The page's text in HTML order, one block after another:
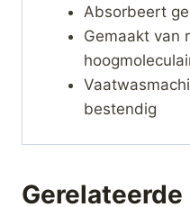
Absorbeert
Gemaakt van
bestendig